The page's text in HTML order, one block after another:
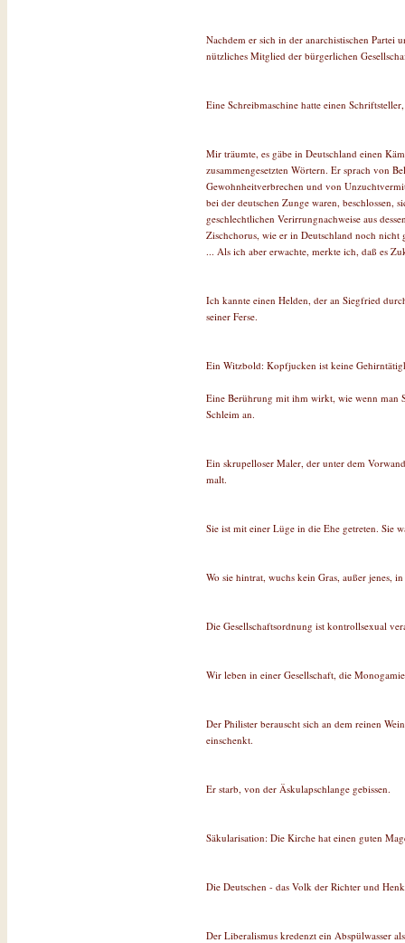
Nachdem er sich in der anarchistischen
nützliches Mitglied der bürgerlichen
Eine Schreibmaschine hatte einen
Mir träumte, es gäbe in Deutschland einen
zusammengesetzten Wörtern. Er sprach von
Gewohnheitverbrechen und von
bei der deutschen Zunge waren, beschlossen,
geschlechtlichen Verirrungnachweise aus
Zischchorus, wie er in Deutschland noch
... Als ich aber erwachte, merkte ich, daß es
Ich kannte einen Helden, der an Siegfried
seiner Ferse.
Ein Witzbold: Kopfjucken ist keine
Eine Berührung mit ihm wirkt, wie wenn man
Schleim an.
Ein skrupelloser Maler, der unter dem
malt.
Sie ist mit einer Lüge in die Ehe getreten. Sie
Wo sie hintrat, wuchs kein Gras, außer jenes,
Die Gesellschaftsordnung ist kontrollsexual
Wir leben in einer Gesellschaft, die
Der Philister berauscht sich an dem reinen
einschenkt.
Er starb, von der Äskulapschlange gebissen.
Säkularisation: Die Kirche hat einen guten
Die Deutschen - das Volk der Richter und
Der Liberalismus kredenzt ein Abspülwasser